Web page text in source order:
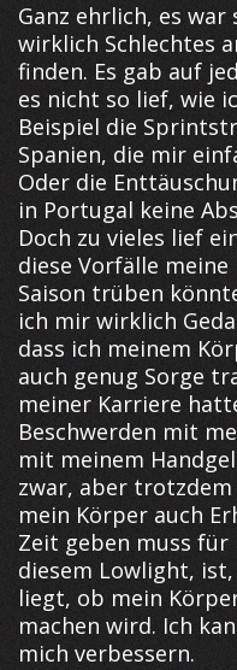
Ganz ehrlich, es
wirklich Schlechtes
finden. Es gab auf
es nicht so lief, wie
Beispiel die
Spanien, die mir
Oder die
in Portugal keine
Doch zu vieles lief
diese Vorfälle
Saison trüben
ich mir wirklich
dass ich meinem
auch genug Sorge
meiner Karriere
Beschwerden mit
mit meinem
zwar, aber
mein Körper auch
Zeit geben muss für
diesem Lowlight,
liegt, ob mein
machen wird. Ich
mich verbessern.